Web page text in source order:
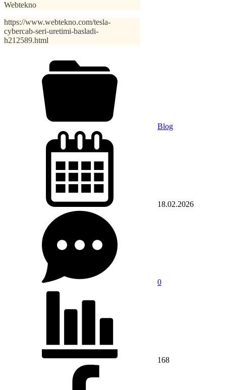
Webtekno
https://www.webtekno.com/tesla-
cybercab-seri-uretimi-basladi-
h212589.html
Blog
18.02.2026
0
168